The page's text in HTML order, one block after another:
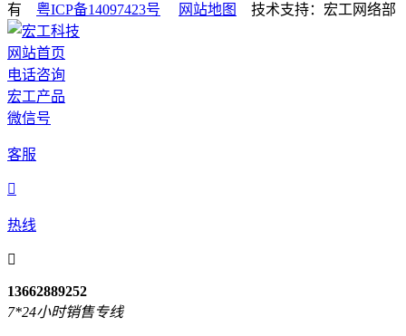
有 粤ICP备14097423号 网站地图 技术支持：宏工网络部
网站首页
电话咨询
宏工产品
微信号
客服

热线

13662889252
7*24小时销售专线